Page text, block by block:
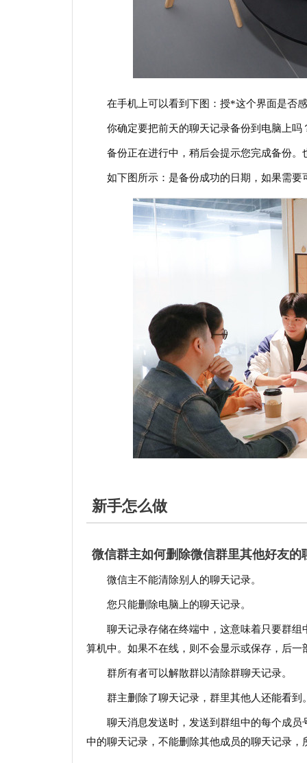
在手机上可以看到下图：授*这个界面是否
你确定要把前天的聊天记录备份到电脑上吗
备份正在进行中，稍后会提示您完成备份
如下图所示：是备份成功的日期，如果需要
新手怎么做
微信群主如何删除微信群里其他好友的
微信主不能清除别人的聊天记录。
您只能删除电脑上的聊天记录。
聊天记录存储在终端中，这意味着只要群
算机中。如果不在线，则不会显示或保存，后一
群所有者可以解散群以清除群聊天记录。
群主删除了聊天记录，群里其他人还能看到
聊天消息发送时，发送到群组中的每个成
中的聊天记录，不能删除其他成员的聊天记录，